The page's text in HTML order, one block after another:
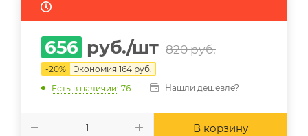
656 руб./шт 820руб.
-20% Экономия 164 руб.
Есть в наличии: 76 Нашли дешевле?
В корзину